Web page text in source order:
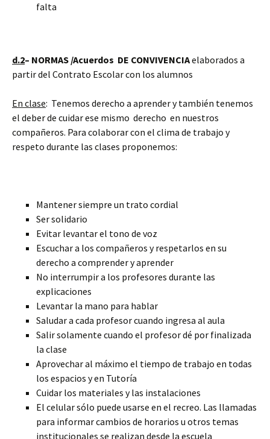
falta
d.2– NORMAS /Acuerdos DE CONVIVENCIAelaborados a
partir del Contrato Escolar con los alumnos
En clase: Tenemos derecho a aprender y también tenemos
el deber de cuidar ese mismo derecho en nuestros
compañeros. Para colaborar con el clima de trabajo y
respeto durante las clases proponemos:
Mantener siempre un trato cordial
Ser solidario
Evitar levantar el tono de voz
Escuchar a los compañeros y respetarlos en su
derecho a comprender y aprender
No interrumpir a los profesores durante las
explicaciones
Levantar la mano para hablar
Saludar a cada profesor cuando ingresa al aula
Salir solamente cuando el profesor dé por finalizada
la clase
Aprovechar al máximo el tiempo de trabajo en todas
los espacios y en Tutoría
Cuidar los materiales y las instalaciones
El celular sólo puede usarse en el recreo. Las llamadas
para informar cambios de horarios u otros temas
institucionales se realizan desde la escuela